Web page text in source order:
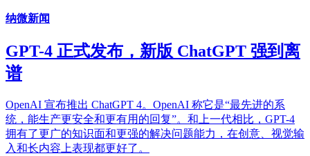
纳微新闻
GPT-4 正式发布，新版 ChatGPT 强到离
谱
OpenAI 宣布推出 ChatGPT 4。OpenAI 称它是“最先进的系
统，能生产更安全和更有用的回复”。和上一代相比，GPT-4
拥有了更广的知识面和更强的解决问题能力，在创意、视觉输
入和长内容上表现都更好了。